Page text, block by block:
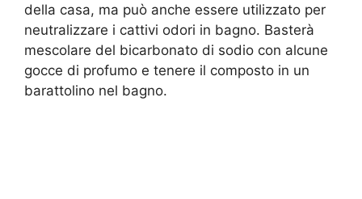
della casa, ma può anche essere utilizzato per
neutralizzare i cattivi odori in bagno. Basterà
mescolare del bicarbonato di sodio con alcune
gocce di profumo e tenere il composto in un
barattolino nel bagno.